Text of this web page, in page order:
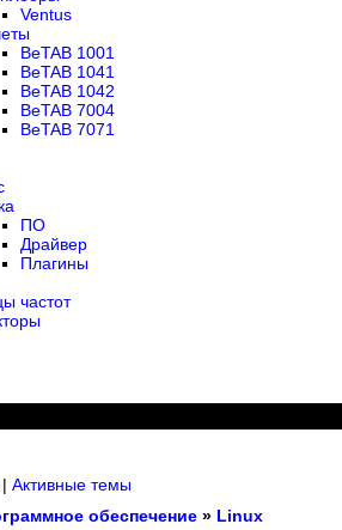
Ventus
BeTAB 1001
BeTAB 1041
BeTAB 1042
BeTAB 7004
BeTAB 7071
ПО
Драйвер
Плагины
частот
| Активные темы
обеспечение » Linux